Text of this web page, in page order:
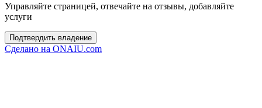
Управляйте страницей, отвечайте на отзывы, добавляйте
услуги
Подтвердить владение
Сделано на ONAIU.com